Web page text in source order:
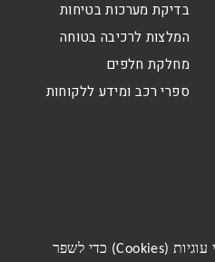
אנו משתמשים בקבצי עוגיות (Cookies) כדי לשפר
בדיקת מערכות בטיחות
המלצות לרכיבה בטוחה
מחלקת חלפים
ספרי רכב ומידע ללקוחות